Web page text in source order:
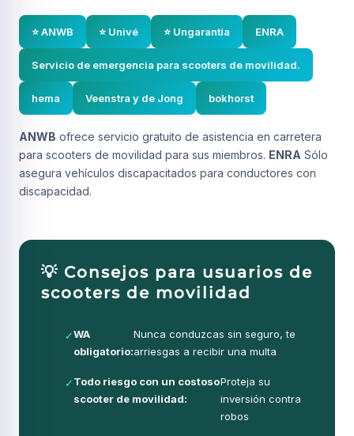
⭐ ANWB ⭐ Univé ⭐ Ungarantía ENRA
Servicio de emergencia para scooters de movilidad.
hema Veenstra y de Jong bokhorst
ANWB ofrece servicio gratuito de asistencia en carretera
para scooters de movilidad para sus miembros. ENRA Sólo
asegura vehículos discapacitados para conductores con
discapacidad.
💡 Consejos para usuarios de
scooters de movilidad
✓WA
obligatorio:
Nunca conduzcas sin seguro, te
arriesgas a recibir una multa
✓Todo riesgo con un costoso
scooter de movilidad:
Proteja su
inversión contra
robos